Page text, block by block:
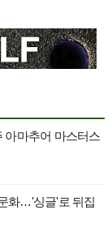
아마추어 마스터스
화…'싱글'로 뒤집